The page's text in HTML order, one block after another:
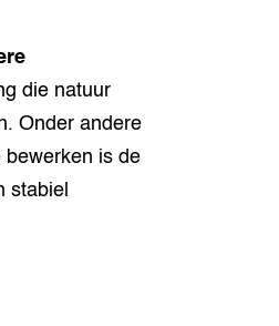
die natuur
Onder andere
bewerken is de
stabiel